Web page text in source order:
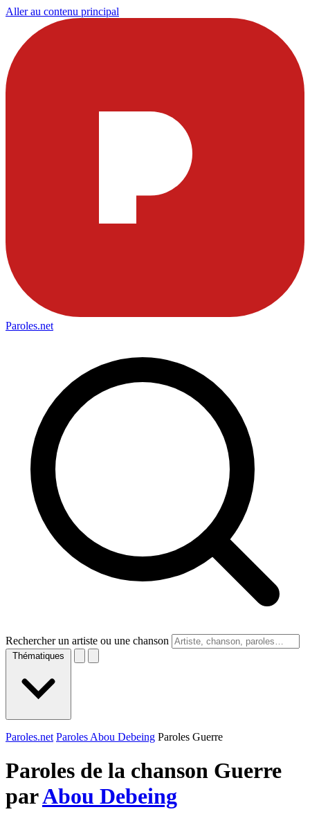
Aller au contenu principal
Paroles.net
Rechercher un artiste ou une chanson
Thématiques
Paroles.net Paroles Abou Debeing Paroles Guerre
Paroles de la chanson Guerre
parAbou Debeing